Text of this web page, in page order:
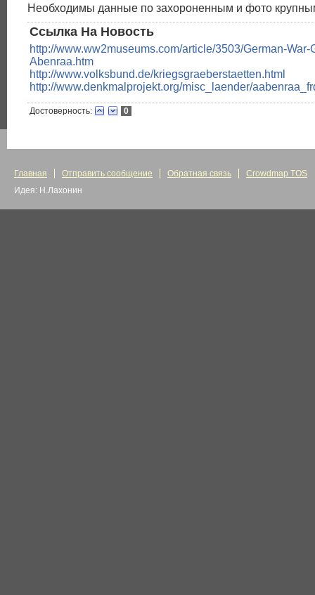
Необходимы данные по захороненным и фото
Ссылка На Новость
http://www.ww2museums.com/article/3503/German-War-
Abenraa.htm
http://www.volksbund.de/kriegsgraeberstaetten.html
http://www.denkmalprojekt.org/misc_laender/
Достоверность: 0
Главная Отправить сообщение Обратная связь
Crowdmap TOS
Идея: Н.Лахонин